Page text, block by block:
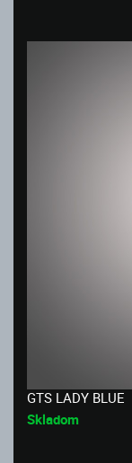
GTS LADY BLUE
Skladom